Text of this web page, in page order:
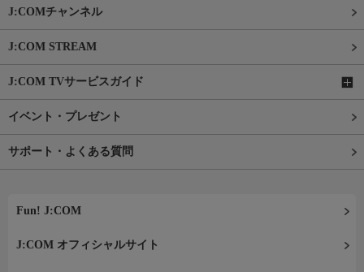
J:COMチャンネル
J:COM STREAM
J:COM TVサービスガイド
イベント・プレゼント
サポート・よくある質問
Fun! J:COM
J:COM オフィシャルサイト